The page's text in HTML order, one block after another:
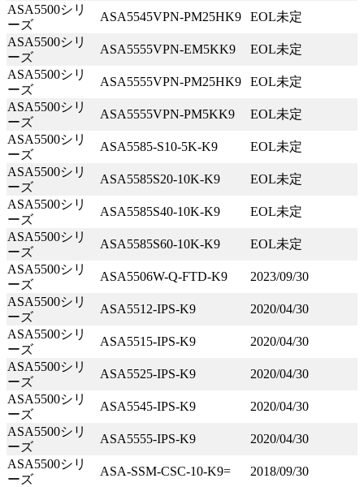
セキュアIT機器適正処分(ITAD)
データライブの考えるセキュリティ
企業情報
会社概要
企業理念
事業内容
ニュース
第三者保守という⾔葉について
代表メッセージ
お問い合わせ
その他ご相談
新卒採用
キャリア採用
ASA5500シリ
ーズ
ASA5545VPN-PM25HK9
EOL未定
ASA5500シリ
ーズ
ASA5555VPN-EM5KK9
EOL未定
ASA5500シリ
ーズ
ASA5555VPN-PM25HK9
EOL未定
ASA5500シリ
ーズ
ASA5555VPN-PM5KK9
EOL未定
ASA5500シリ
ーズ
ASA5585-S10-5K-K9
EOL未定
ASA5500シリ
ーズ
ASA5585S20-10K-K9
EOL未定
ASA5500シリ
ーズ
ASA5585S40-10K-K9
EOL未定
ASA5500シリ
ーズ
ASA5585S60-10K-K9
EOL未定
ASA5500シリ
ーズ
ASA5506W-Q-FTD-K9
2023/09/30
ASA5500シリ
ーズ
ASA5512-IPS-K9
2020/04/30
ASA5500シリ
ーズ
ASA5515-IPS-K9
2020/04/30
ASA5500シリ
ーズ
ASA5525-IPS-K9
2020/04/30
ASA5500シリ
ーズ
ASA5545-IPS-K9
2020/04/30
ASA5500シリ
ーズ
ASA5555-IPS-K9
2020/04/30
ASA5500シリ
ーズ
ASA-SSM-CSC-10-K9=
2018/09/30